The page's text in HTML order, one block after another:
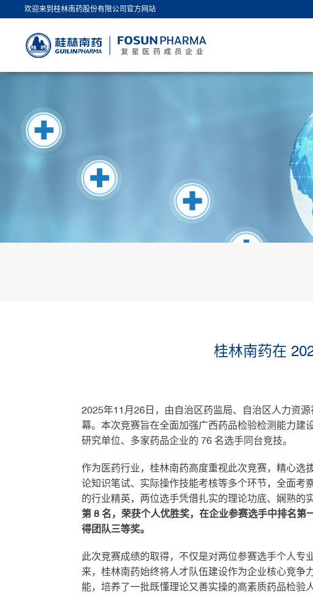
欢迎来到桂林南药股份有限公司官方网站
桂林南药在
2025年11月26日，由自治区药监局、自治区人力资
幕。本次竞赛旨在全面加强广西药品检验检测能力建
研究单位、多家药品企业的 76 名选手同台竞技。
作为医药行业，桂林南药高度重视此次竞赛，精心选
论知识笔试、实际操作技能考核等多个环节，全面考
的行业精英，两位选手凭借扎实的理论功底、娴熟
第 8 名，荣获个人优胜奖，在企业参赛选手中排名
得团队三等奖。
此次竞赛成绩的取得，不仅是对两位参赛选手个人
来，桂林南药始终将人才队伍建设作为企业核心竞
能，培养了一批既懂理论又善实操的高素质药品检验